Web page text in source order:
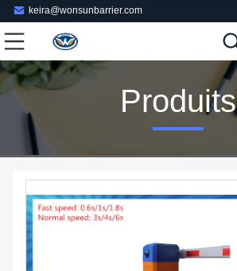
keira@wonsunbarrier.com
Produits